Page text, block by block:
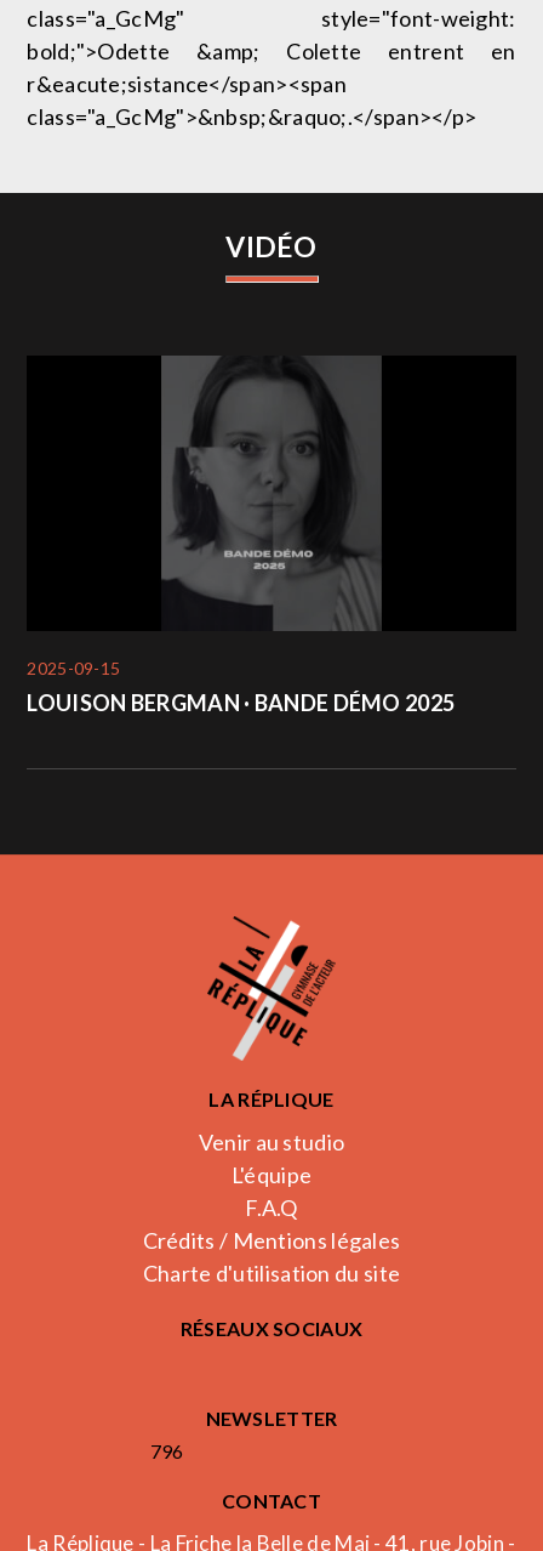
class="a_GcMg" style="font-weight:
bold;">Odette &amp; Colette entrent en
r&eacute;sistance</span><span
class="a_GcMg">&nbsp;&raquo;.</span></p>
VIDÉO
2025-09-15
LOUISON BERGMAN · BANDE DÉMO 2025
LA RÉPLIQUE
Venir au studio
L'équipe
F.A.Q
Crédits / Mentions légales
Charte d'utilisation du site
RÉSEAUX SOCIAUX
NEWSLETTER
796
CONTACT
La Réplique - La Friche la Belle de Mai - 41, rue Jobin -